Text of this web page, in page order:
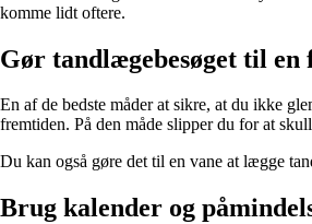
komme lidt oftere.
Gør tandlægebesøget til en
En af de bedste måder at sikre, at du ikke
fremtiden. På den måde slipper du for at
Du kan også gøre det til en vane at lægge
Brug kalender og